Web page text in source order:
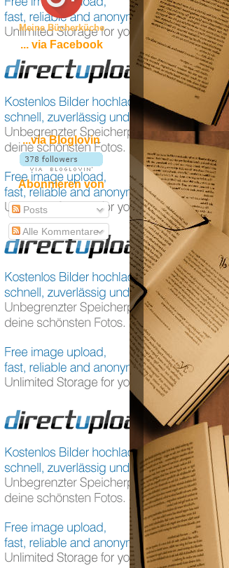
Meine Bücherküche
... via Facebook
...via Bloglovin
Abonnieren von
Posts
Alle Kommentare